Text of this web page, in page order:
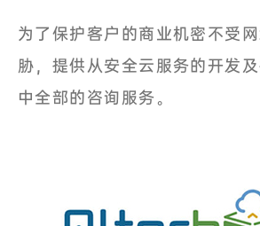
为了保护客户的商业机密不受
胁，提供从安全云服务的开发
中全部的咨询服务。